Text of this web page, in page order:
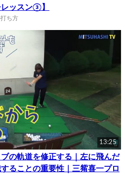
レッスン③】
ち方
13:25
の軌道を修正する｜左に飛んだ
ることの重要性｜三觜喜一プロ